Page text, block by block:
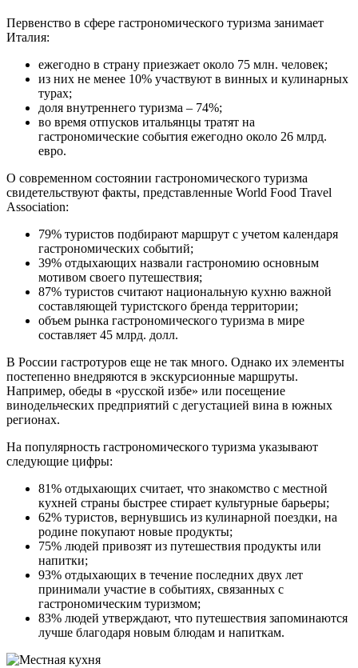
Первенство в сфере гастрономического туризма занимает
Италия:
ежегодно в страну приезжает около 75 млн. человек;
из них не менее 10% участвуют в винных и кулинарных
турах;
доля внутреннего туризма – 74%;
во время отпусков итальянцы тратят на
гастрономические события ежегодно около 26 млрд.
евро.
О современном состоянии гастрономического туризма
свидетельствуют факты, представленные World Food Travel
Association:
79% туристов подбирают маршрут с учетом календаря
гастрономических событий;
39% отдыхающих назвали гастрономию основным
мотивом своего путешествия;
87% туристов считают национальную кухню важной
составляющей туристского бренда территории;
объем рынка гастрономического туризма в мире
составляет 45 млрд. долл.
В России гастротуров еще не так много. Однако их элементы
постепенно внедряются в экскурсионные маршруты.
Например, обеды в «русской избе» или посещение
винодельческих предприятий с дегустацией вина в южных
регионах.
На популярность гастрономического туризма указывают
следующие цифры:
81% отдыхающих считает, что знакомство с местной
кухней страны быстрее стирает культурные барьеры;
62% туристов, вернувшись из кулинарной поездки, на
родине покупают новые продукты;
75% людей привозят из путешествия продукты или
напитки;
93% отдыхающих в течение последних двух лет
принимали участие в событиях, связанных с
гастрономическим туризмом;
83% людей утверждают, что путешествия запоминаются
лучше благодаря новым блюдам и напиткам.